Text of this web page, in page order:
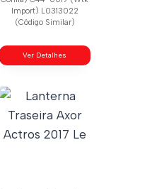
Import) L0313022
(Código Similar)
Ver Detalhes